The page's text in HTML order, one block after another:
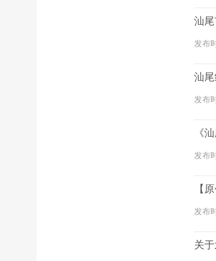
汕
发布
汕
发布
《
发布
【
发布
关